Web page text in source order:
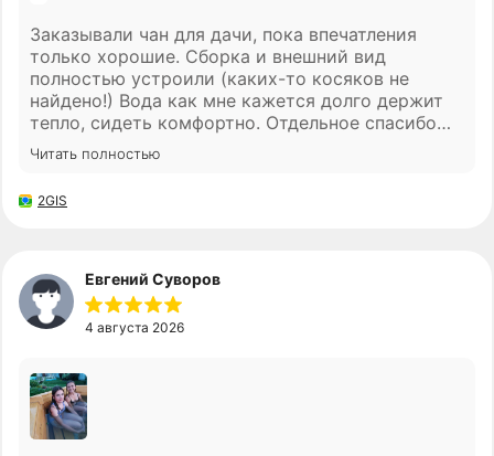
прислушались к совету.
Заказывали чан для дачи, пока впечатления
только хорошие. Сборка и внешний вид
полностью устроили (каких-то косяков не
найдено!) Вода как мне кажется долго держит
тепло, сидеть комфортно. Отдельное спасибо
менеджеру Ивану за помощь с выбором
комплектации , мы довольны
Читать полностью
2GIS
Евгений Суворов
4 августа 2026
Навигация
Как устроена ванна
Комплектации
© ООО "СБЧ", 2026
Согласие на обработку ПД
Сайт создан студией 2Mars